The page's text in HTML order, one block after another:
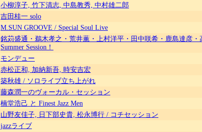
小柳淳子, 竹下清志, 中島教秀, 中村雄二郎
吉田桂一 solo
M.SUN GROOVE / Special Soul Live
銘苅盛通・鵜木孝之・荒井薫・上村洋平・田中咲希・鹿島達彦・
Summer Session！
モンデュー
赤松正和, 加納新吾, 時安吉宏
築秋雄 / ソロライブ立ち上がれ
藤森潤一のヴォーカル・セッション
楠堂浩己 と Finest Jazz Men
山野友佳子, 日下部史貴, 松永博行 / コチセッション
jazzライブ